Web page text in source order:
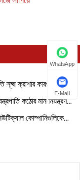
ক্রাশার কারখানাগুলিকে
কঠোর মান নিয়ন্ত্রণ
কোম্পানিগুলিকে
WhatsApp
E-Mail